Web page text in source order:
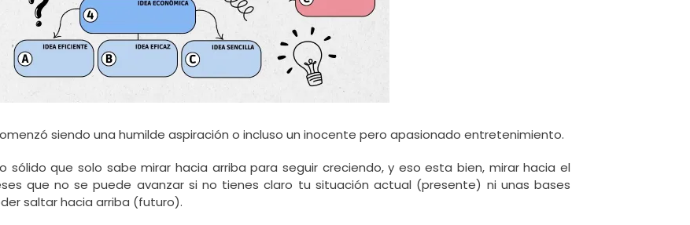
siendo una humilde aspiración o incluso un inocente pero apasionado entretenimiento.
que solo sabe mirar hacia arriba para seguir creciendo, y eso esta bien, mirar hacia el
que no se puede avanzar si no tienes claro tu situación actual (presente) ni unas bases
saltar hacia arriba (futuro).